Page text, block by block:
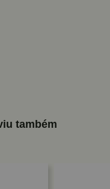
também